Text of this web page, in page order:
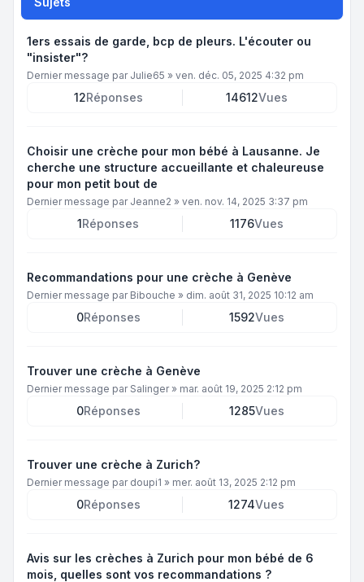
1ers essais de garde, bcp de pleurs. L'écouter ou
"insister"?
Dernier message par Julie65 » ven. déc. 05, 2025 4:32 pm
12Réponses 14612Vues
Choisir une crèche pour mon bébé à Lausanne. Je
cherche une structure accueillante et chaleureuse
pour mon petit bout de
Dernier message par Jeanne2 » ven. nov. 14, 2025 3:37 pm
1Réponses 1176Vues
Recommandations pour une crèche à Genève
Dernier message par Bibouche » dim. août 31, 2025 10:12 am
0Réponses 1592Vues
Trouver une crèche à Genève
Dernier message par Salinger» mar. août 19, 2025 2:12 pm
0Réponses 1285Vues
Trouver une crèche à Zurich?
Dernier message par doupi1 » mer. août 13, 2025 2:12 pm
0Réponses 1274Vues
Avis sur les crèches à Zurich pour mon bébé de 6
mois, quelles sont vos recommandations ?